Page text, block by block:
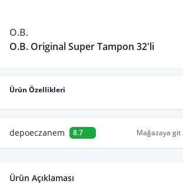
O.B.
O.B. Original Super Tampon 32'li
Ürün Özellikleri
depoeczanem 8.7 Mağazaya git
Ürün Açıklaması